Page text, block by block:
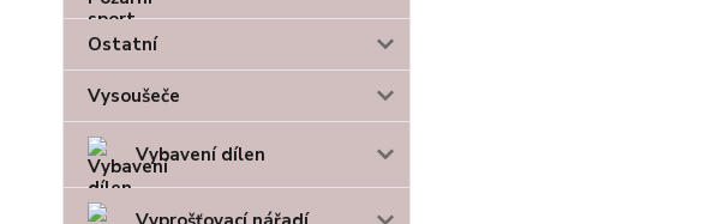
Ostatní
Vysoušeče
Vybavení dílen